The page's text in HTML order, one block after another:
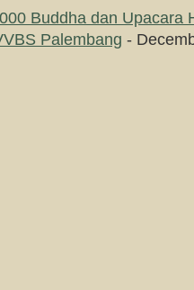
Buddha dan Upacara
Palembang -